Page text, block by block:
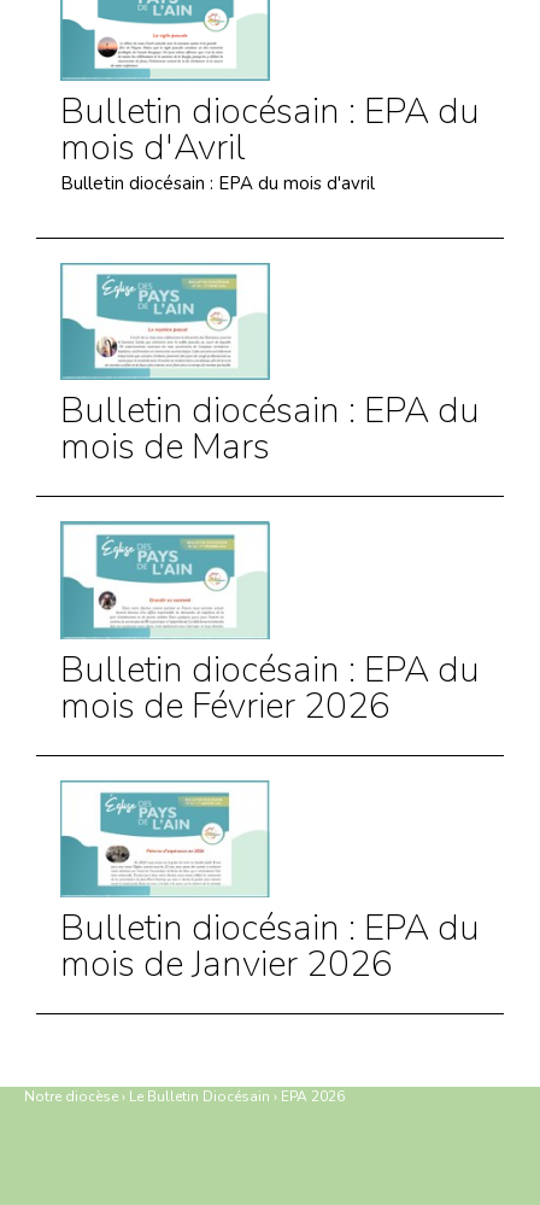
Bulletin diocésain : EPA du
mois d'Avril
Bulletin diocésain : EPA du mois d'avril
Bulletin diocésain : EPA du
mois de Mars
Bulletin diocésain : EPA du
mois de Février 2026
Bulletin diocésain : EPA du
mois de Janvier 2026
Notre diocèse › Le Bulletin Diocésain › EPA 2026